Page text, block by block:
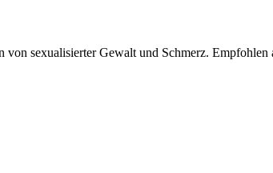
sexualisierter Gewalt und Schmerz. Empfohlen